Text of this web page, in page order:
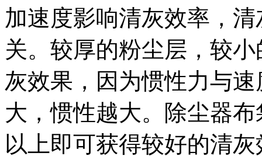
加速度影响清灰效率，
关。较厚的粉尘层，较
灰效果，因为惯性力与
大，惯性越大。除尘器
以上即可获得较好的清